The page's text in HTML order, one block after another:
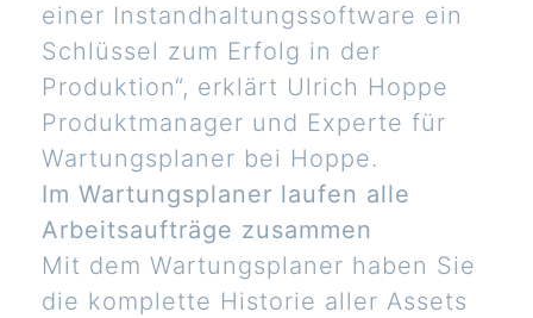
einer Instandhaltungssoftware ein
Schlüssel zum Erfolg in der
Produktion“, erklärt Ulrich Hoppe
Produktmanager und Experte für
Wartungsplaner bei Hoppe.
Im Wartungsplaner laufen alle
Arbeitsaufträge zusammen
Mit dem Wartungsplaner haben Sie
die komplette Historie aller Assets